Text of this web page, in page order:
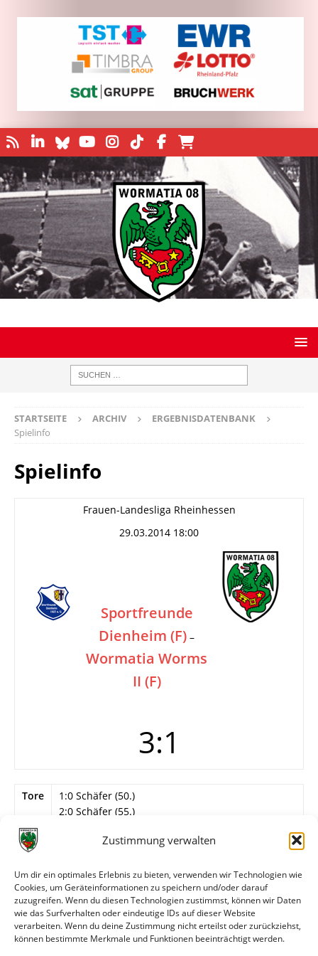
Zustimmung verwalten
Um dir ein optimales Erlebnis zu bieten, verwenden wir Technologien wie
Cookies, um Geräteinformationen zu speichern und/oder darauf
zuzugreifen. Wenn du diesen Technologien zustimmst, können wir Daten
wie das Surfverhalten oder eindeutige IDs auf dieser Website
verarbeiten. Wenn du deine Zustimmung nicht erteilst oder zurückziehst,
können bestimmte Merkmale und Funktionen beeinträchtigt werden.
STARTSEITE ARCHIV
ERGEBNISDATENBANK
Spielinfo
Spielinfo
Frauen-Landesliga Rheinhessen
29.03.2014 18:00
Sportfreunde
Dienheim (F) –
Wormatia Worms
II (F)
3:1
Tore
1:0 Schäfer (50.)
2:0 Schäfer (55.)
3:1 Dexler (66.)
Siemann – Hofmann, Schwickert, Barber,
Heiderich, Kutscher, Forell, Rostami, Dexler,
Egger, Oezsoy.